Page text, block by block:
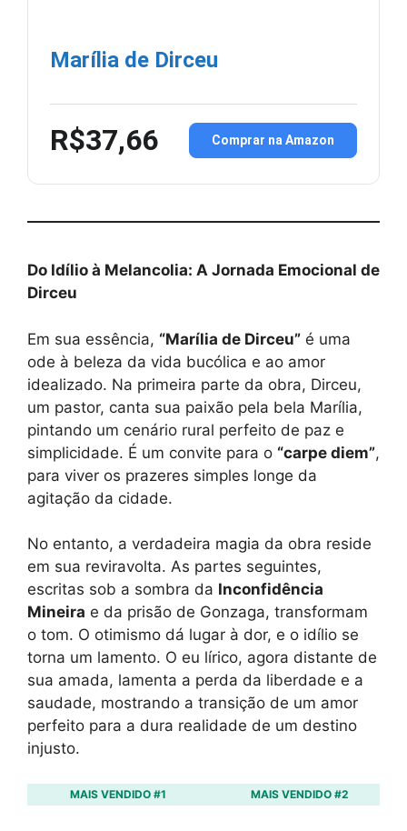
Marília de Dirceu
R$37,66 Comprar na Amazon
Do Idílio à Melancolia: A Jornada Emocional de
Dirceu
Em sua essência, “Marília de Dirceu” é uma
ode à beleza da vida bucólica e ao amor
idealizado. Na primeira parte da obra, Dirceu,
um pastor, canta sua paixão pela bela Marília,
pintando um cenário rural perfeito de paz e
simplicidade. É um convite para o “carpe diem”,
para viver os prazeres simples longe da
agitação da cidade.
No entanto, a verdadeira magia da obra reside
em sua reviravolta. As partes seguintes,
escritas sob a sombra da Inconfidência
Mineira e da prisão de Gonzaga, transformam
o tom. O otimismo dá lugar à dor, e o idílio se
torna um lamento. O eu lírico, agora distante de
sua amada, lamenta a perda da liberdade e a
saudade, mostrando a transição de um amor
perfeito para a dura realidade de um destino
injusto.
MAIS VENDIDO #1 MAIS VENDIDO #2